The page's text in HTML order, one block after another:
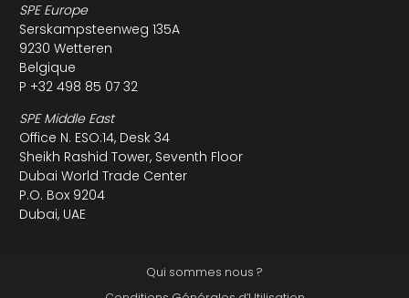
SPE Europe
Serskampsteenweg 135A
9230 Wetteren
Belgique
P +32 498 85 07 32
SPE Middle East
Office N. ESO:14, Desk 34
Sheikh Rashid Tower, Seventh Floor
Dubai World Trade Center
P.O. Box 9204
Dubai, UAE
Qui sommes nous ?